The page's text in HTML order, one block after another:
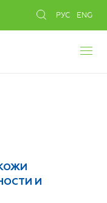
РУС ENG
И